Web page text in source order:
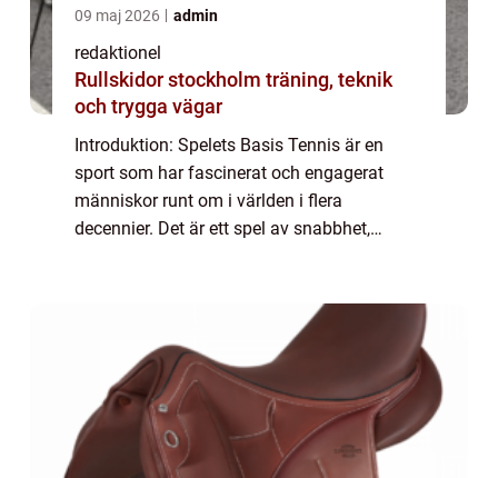
09 maj 2026 admin
redaktionel
Rullskidor stockholm träning, teknik
och trygga vägar
Introduktion: Spelets Basis Tennis är en
sport som har fascinerat och engagerat
människor runt om i världen i flera
decennier. Det är ett spel av snabbhet,